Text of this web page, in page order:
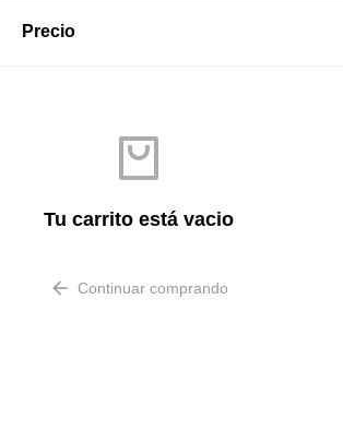
Precio
Tu carrito está vacio
Continuar comprando